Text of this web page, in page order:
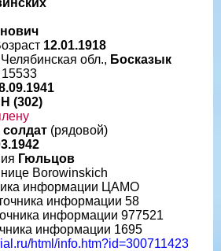
12.01.1918
обл., Босказык
(302)
солдат (рядовой)
Гюльцов
Borowinskich
информации ЦАМО
информации 58
информации 977521
информации 1695
html/info.htm?id=300711423